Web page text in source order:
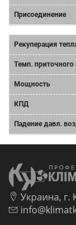
Присоединение
Рекуперация
Tемп. приточного
Мощность
КПД
Падение давл.
Украина, г.